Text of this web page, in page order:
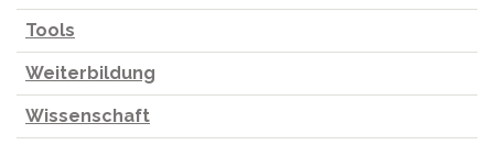
Tools
Weiterbildung
Wissenschaft